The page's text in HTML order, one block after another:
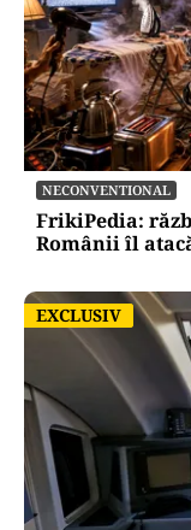
NECONVENTIONAL
FrikiPedia:
Românii îl
EXCLUSIV
EXCLUSIV